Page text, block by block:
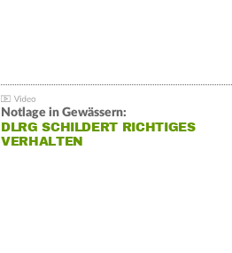
Notlage in Gewässern:
DLRG SCHILDERT RICHTIGES
VERHALTEN